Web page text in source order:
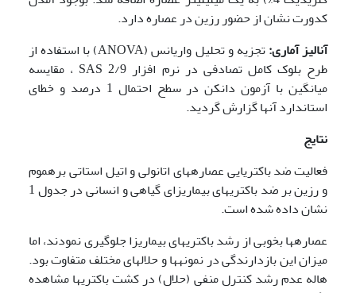
کدورت نشان از حضور رزین در عصاره دارد.
آنالیز آماری:
تجزیه و تحلیل واریانس (ANOVA) با استفاده از
طرح بلوک کامل تصادفی در نرم افزار 2/9 SAS ، مقایسه
میانگین با آزمون دانکن در سطح احتمال 1 درصد و خطای
استاندارد آنها گزارش گردید.
نتایج
فعالیت ضد باکتریایی عصاره­های اتانولی و اتیل استاتی بره­موم
و رزین بر ضد باکتری­های بیماری­زای گیاهی و انسانی در جدول 1
نشان داده شده است.
عصاره­ها بخوبی از رشد باکتری­های بیماری­زا جلوگیری نمودند، اما
میزان این بازدارندگی در نمونه­ها و حلال­های مختلف متفاوت بود.
هاله عدم رشد کنترل منفی (حلال) در کشت باکتری­ها مشاهده